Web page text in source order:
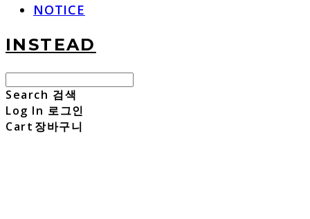
NOTICE
INSTEAD
Search 검색
Log In 로그인
Cart 장바구니